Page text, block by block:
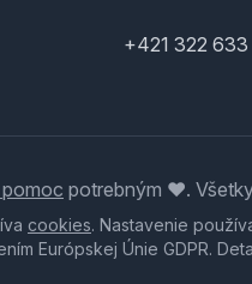
+421 322 633
potrebným ♥️.
cookies. Nastavenie
Európskej Únie GDPR.